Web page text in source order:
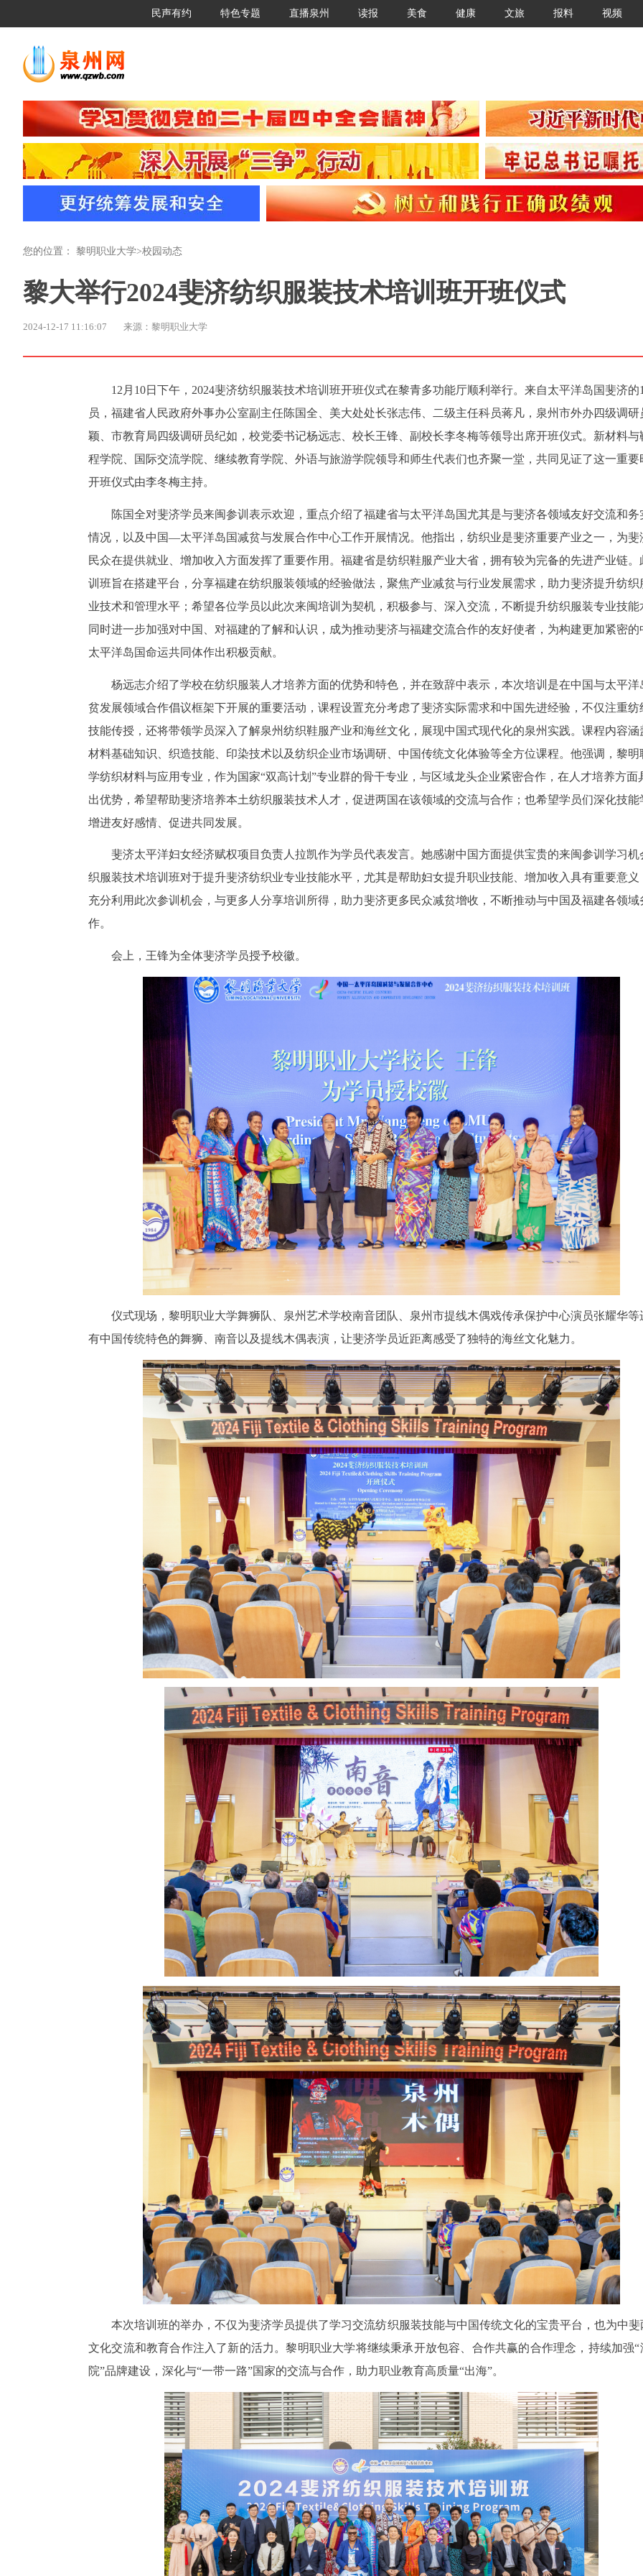
民声有约 特色专题 直播泉州 读报 美食 健康 文旅 报料 视频
您的位置： 黎明职业大学>校园动态
黎大举行2024斐济纺织服装技术培训班开班仪式
2024-12-17 11:16:07 来源：黎明职业大学
12月10日下午，2024斐济纺织服装技术培训班开班仪式在黎青多功能厅顺利举行。来自太平洋岛国斐济的
员，福建省人民政府外事办公室副主任陈国全、美大处处长张志伟、二级主任科员蒋凡，泉州市外办四级调研
颖、市教育局四级调研员纪如，校党委书记杨远志、校长王锋、副校长李冬梅等领导出席开班仪式。新材料与
程学院、国际交流学院、继续教育学院、外语与旅游学院领导和师生代表们也齐聚一堂，共同见证了这一重要
开班仪式由李冬梅主持。
陈国全对斐济学员来闽参训表示欢迎，重点介绍了福建省与太平洋岛国尤其是与斐济各领域友好交流和务
情况，以及中国—太平洋岛国减贫与发展合作中心工作开展情况。他指出，纺织业是斐济重要产业之一，为斐
民众在提供就业、增加收入方面发挥了重要作用。福建省是纺织鞋服产业大省，拥有较为完备的先进产业链。
训班旨在搭建平台，分享福建在纺织服装领域的经验做法，聚焦产业减贫与行业发展需求，助力斐济提升纺织
业技术和管理水平；希望各位学员以此次来闽培训为契机，积极参与、深入交流，不断提升纺织服装专业技能
同时进一步加强对中国、对福建的了解和认识，成为推动斐济与福建交流合作的友好使者，为构建更加紧密
太平洋岛国命运共同体作出积极贡献。
杨远志介绍了学校在纺织服装人才培养方面的优势和特色，并在致辞中表示，本次培训是在中国与太平洋
贫发展领域合作倡议框架下开展的重要活动，课程设置充分考虑了斐济实际需求和中国先进经验，不仅注重纺
技能传授，还将带领学员深入了解泉州纺织鞋服产业和海丝文化，展现中国式现代化的泉州实践。课程内容涵
材料基础知识、织造技能、印染技术以及纺织企业市场调研、中国传统文化体验等全方位课程。他强调，黎明
学纺织材料与应用专业，作为国家“双高计划”专业群的骨干专业，与区域龙头企业紧密合作，在人才培养方面
出优势，希望帮助斐济培养本土纺织服装技术人才，促进两国在该领域的交流与合作；也希望学员们深化技能
增进友好感情、促进共同发展。
斐济太平洋妇女经济赋权项目负责人拉凯作为学员代表发言。她感谢中国方面提供宝贵的来闽参训学习机
织服装技术培训班对于提升斐济纺织业专业技能水平，尤其是帮助妇女提升职业技能、增加收入具有重要意义
充分利用此次参训机会，与更多人分享培训所得，助力斐济更多民众减贫增收，不断推动与中国及福建各领域
作。
会上，王锋为全体斐济学员授予校徽。
仪式现场，黎明职业大学舞狮队、泉州艺术学校南音团队、泉州市提线木偶戏传承保护中心演员张耀华等
有中国传统特色的舞狮、南音以及提线木偶表演，让斐济学员近距离感受了独特的海丝文化魅力。
本次培训班的举办，不仅为斐济学员提供了学习交流纺织服装技能与中国传统文化的宝贵平台，也为中斐
文化交流和教育合作注入了新的活力。黎明职业大学将继续秉承开放包容、合作共赢的合作理念，持续加强“
院”品牌建设，深化与“一带一路”国家的交流与合作，助力职业教育高质量“出海”。